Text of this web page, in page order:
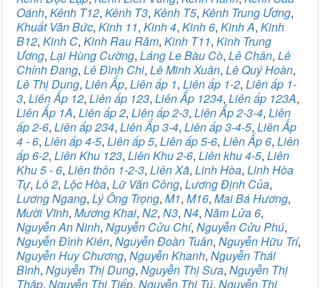
Oánh, Kênh T12, Kênh T3, Kênh T5, Kênh Trung Ương,
Khuất Văn Bức, Kinh 11, Kinh 4, Kinh 6, Kinh A, Kinh
B12, Kinh C, Kinh Rau Răm, Kinh T11, Kinh Trung
Ương, Lại Hùng Cường, Láng Le Bàu Cò, Lê Chân, Lê
Chính Đang, Lê Đình Chi, Lê Minh Xuân, Lê Quý Hoàn,
Lê Thị Dung, Liên Ấp, Liên ấp 1, Liên ấp 1-2, Liên ấp 1-
3, Liên Ấp 12, Liên ấp 123, Liên Ấp 1234, Liên ấp 123A,
Liên Ấp 1A, Liên ấp 2, Liên ấp 2-3, Liên Ấp 2-3-4, Liên
ấp 2-6, Liên ấp 234, Liên Ấp 3-4, Liên ấp 3-4-5, Liên Ấp
4 - 6, Liên ấp 4-5, Liên ấp 5, Liên ấp 5-6, Liên Ấp 6, Liên
ấp 6-2, Liên Khu 123, Liên Khu 2-6, Liên khu 4-5, Liên
Khu 5 - 6, Liên thôn 1-2-3, Liên Xã, Linh Hòa, Linh Hòa
Tự, Lô 2, Lộc Hòa, Lữ Văn Công, Lương Định Của,
Lương Ngang, Lý Ông Trọng, M1, M16, Mai Bá Hương,
Mười Vĩnh, Mương Khai, N2, N3, N4, Năm Lửa 6,
Nguyễn An Ninh, Nguyễn Cửu Chí, Nguyễn Cửu Phú,
Nguyễn Đình Kiên, Nguyễn Đoàn Tuân, Nguyễn Hữu Trí,
Nguyễn Huy Chương, Nguyễn Khanh, Nguyễn Thái
Bình, Nguyễn Thị Dung, Nguyễn Thị Sưa, Nguyễn Thị
Thập, Nguyễn Thị Tiếp, Nguyễn Thị Tú, Nguyễn Thị